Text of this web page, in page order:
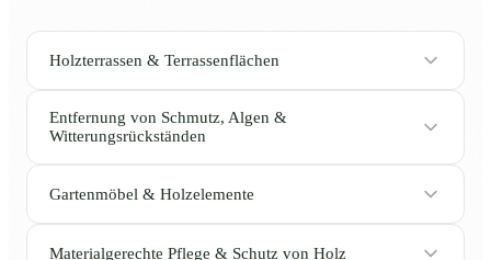
Holzterrassen & Terrassenflächen
Entfernung von Schmutz, Algen &
Witterungsrückständen
Gartenmöbel & Holzelemente
Materialgerechte Pflege & Schutz von Holz